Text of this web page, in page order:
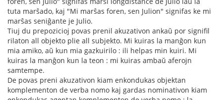
tuta marŝado, kaj "Mi marŝas foren, sen Julion" signifas ke mi
marŝas seniĝante je Julio.
Tiuj du prepozicioj povas prenil akuzativon ankaŭ por signifil
rilaton all objekto plie all subjekto. Mi kuiras la manĝon kun
mia amiko, aŭ kun mia gazkuirilo : ili helpas min kuiri. Mi
kuiras la manĝon kun la teon : mi kuiras ambaŭ aferojn
samtempe.
De povas preni akuzativon kiam enkondukas objektan
komplementon de verba nomo kaj gardas nominativon kiam